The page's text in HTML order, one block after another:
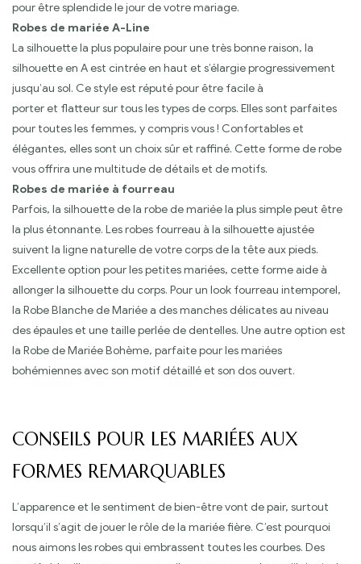
pour être splendide le jour de votre mariage.
Robes de mariée A-Line
La silhouette la plus populaire pour une très bonne raison, la
silhouette en A est cintrée en haut et s’élargie progressivement
jusqu’au sol. Ce style est réputé pour être facile à
porter et flatteur sur tous les types de corps. Elles sont parfaites
pour toutes les femmes, y compris vous ! Confortables et
élégantes, elles sont un choix sûr et raffiné. Cette forme de robe
vous offrira une multitude de détails et de motifs.
Robes de mariée à fourreau
Parfois, la silhouette de la robe de mariée la plus simple peut être
la plus étonnante. Les robes fourreau à la silhouette ajustée
suivent la ligne naturelle de votre corps de la tête aux pieds.
Excellente option pour les petites mariées, cette forme aide à
allonger la silhouette du corps. Pour un look fourreau intemporel,
la Robe Blanche de Mariée a des manches délicates au niveau
des épaules et une taille perlée de dentelles. Une autre option est
la Robe de Mariée Bohème, parfaite pour les mariées
bohémiennes avec son motif détaillé et son dos ouvert.
CONSEILS POUR LES MARIÉES AUX
FORMES REMARQUABLES
L’apparence et le sentiment de bien-être vont de pair, surtout
lorsqu’il s’agit de jouer le rôle de la mariée fière. C’est pourquoi
nous aimons les robes qui embrassent toutes les courbes. Des